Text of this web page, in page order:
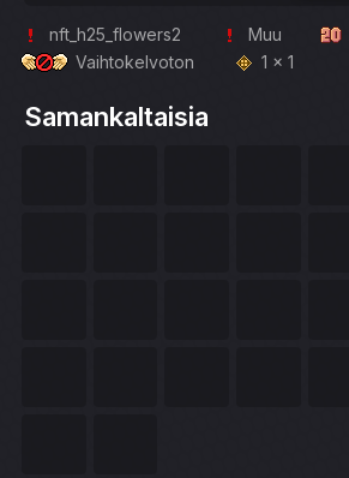
nft_h25_flowers2 Muu
Vaihtokelvoton
1 x 1
Samankaltaisia